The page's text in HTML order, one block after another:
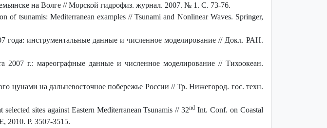
на Волге // Морской гидрофиз. журнал. 2007. № 1. С. 73-76.
of tsunamis: Mediterranean examples // Tsunami and Nonlinear Waves. Springer,
года: инструментальные данные и численное моделирование // Докл. РАН.
2007 г.: мареографные данные и численное моделирование // Тихоокеан.
цунами на дальневосточное побережье России // Тр. Нижегород. гос. техн.
sites against Eastern Mediterranean Tsunamis // 32nd Int. Conf. on Coastal
2010. P. 3507-3515.